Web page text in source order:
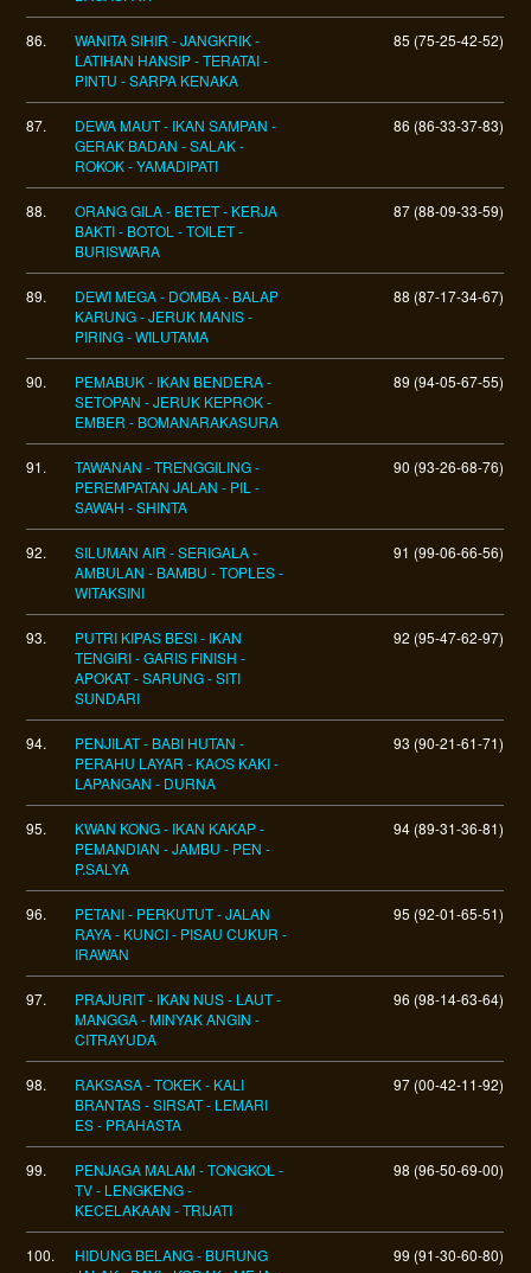
86.
WANITA SIHIR - JANGKRIK -
LATIHAN HANSIP - TERATAI -
PINTU - SARPA KENAKA
85 (75-25-42-52)
87.
DEWA MAUT - IKAN SAMPAN -
GERAK BADAN - SALAK -
ROKOK - YAMADIPATI
86 (86-33-37-83)
88.
ORANG GILA - BETET - KERJA
BAKTI - BOTOL - TOILET -
BURISWARA
87 (88-09-33-59)
89.
DEWI MEGA - DOMBA - BALAP
KARUNG - JERUK MANIS -
PIRING - WILUTAMA
88 (87-17-34-67)
90.
PEMABUK - IKAN BENDERA -
SETOPAN - JERUK KEPROK -
EMBER - BOMANARAKASURA
89 (94-05-67-55)
91.
TAWANAN - TRENGGILING -
PEREMPATAN JALAN - PIL -
SAWAH - SHINTA
90 (93-26-68-76)
92.
SILUMAN AIR - SERIGALA -
AMBULAN - BAMBU - TOPLES -
WITAKSINI
91 (99-06-66-56)
93.
PUTRI KIPAS BESI - IKAN
TENGIRI - GARIS FINISH -
APOKAT - SARUNG - SITI
SUNDARI
92 (95-47-62-97)
94.
PENJILAT - BABI HUTAN -
PERAHU LAYAR - KAOS KAKI -
LAPANGAN - DURNA
93 (90-21-61-71)
95.
KWAN KONG - IKAN KAKAP -
PEMANDIAN - JAMBU - PEN -
P.SALYA
94 (89-31-36-81)
96.
PETANI - PERKUTUT - JALAN
RAYA - KUNCI - PISAU CUKUR -
IRAWAN
95 (92-01-65-51)
97.
PRAJURIT - IKAN NUS - LAUT -
MANGGA - MINYAK ANGIN -
CITRAYUDA
96 (98-14-63-64)
98.
RAKSASA - TOKEK - KALI
BRANTAS - SIRSAT - LEMARI
ES - PRAHASTA
97 (00-42-11-92)
99.
PENJAGA MALAM - TONGKOL -
TV - LENGKENG -
KECELAKAAN - TRIJATI
98 (96-50-69-00)
100.
HIDUNG BELANG - BURUNG
99 (91-30-60-80)